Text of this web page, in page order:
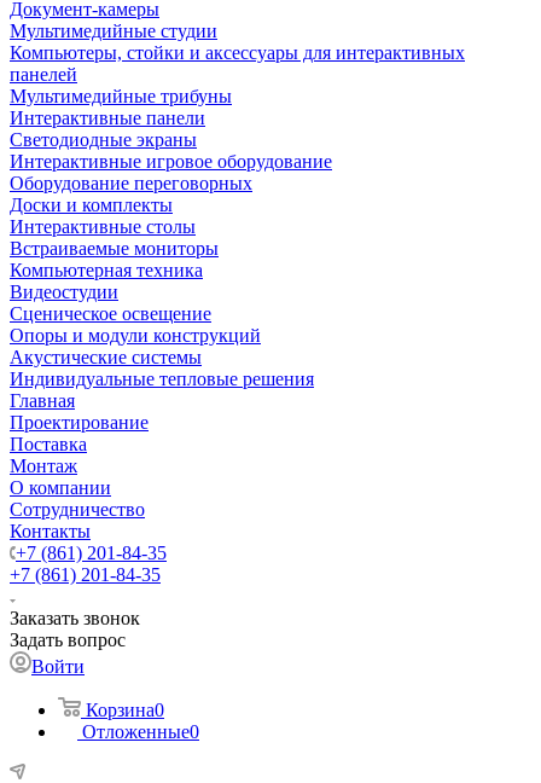
Документ-камеры
Мультимедийные студии
Компьютеры, стойки и аксессуары для интерактивных
панелей
Мультимедийные трибуны
Интерактивные панели
Светодиодные экраны
Интерактивные игровое оборудование
Оборудование переговорных
Доски и комплекты
Интерактивные столы
Встраиваемые мониторы
Компьютерная техника
Видеостудии
Cценическое освещение
Опоры и модули конструкций
Акустические системы
Индивидуальные тепловые решения
Главная
Проектирование
Поставка
Монтаж
О компании
Сотрудничество
Контакты
+7 (861) 201-84-35
+7 (861) 201-84-35
Заказать звонок
Задать вопрос
Войти
Корзина0
Отложенные0